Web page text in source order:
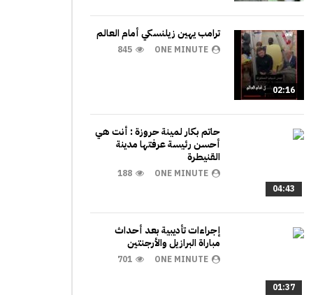
02:16
ترامب يهين زيلنسكي أمام العالم
ONE MINUTE
845
04:43
حاتم بكار لمينة حروزة : أنت هي
أحسن رئيسة عرفتها مدينة
القنيطرة
ONE MINUTE
188
01:37
إجراءات تأديبية بعد أحداث
مباراة البرازيل والأرجنتين
ONE MINUTE
701